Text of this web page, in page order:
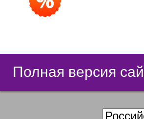
Полная версия